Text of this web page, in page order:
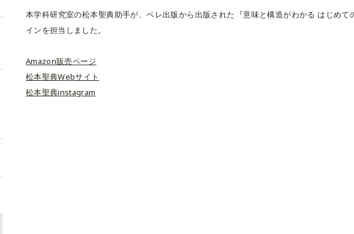
本学科研究室の松本聖典助手が、ベレ出版から出版された『意味と構造がわかる はじめ
インを担当しました。
Amazon販売ページ
松本聖典Webサイト
松本聖典instagram